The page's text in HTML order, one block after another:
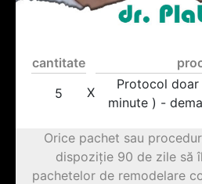
cantitate
5
X
Protocol doar
minute ) -
Orice pachet sau
dispoziție 90 de zile să
pachetelor de remodelare